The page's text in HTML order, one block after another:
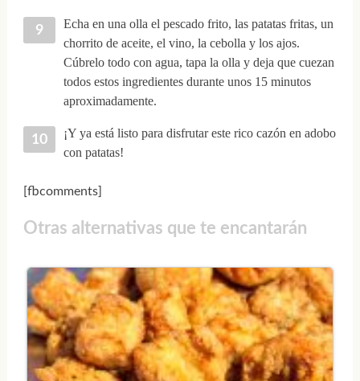
Echa en una olla el pescado frito, las patatas fritas, un
chorrito de aceite, el vino, la cebolla y los ajos.
Cúbrelo todo con agua, tapa la olla y deja que cuezan
todos estos ingredientes durante unos 15 minutos
aproximadamente.
¡Y ya está listo para disfrutar este rico cazón en adobo
con patatas!
[fbcomments]
Otras alternativas que te encantarán